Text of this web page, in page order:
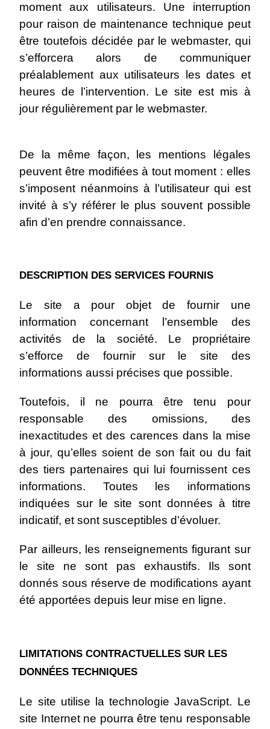
moment aux utilisateurs. Une interruption
pour raison de maintenance technique peut
être toutefois décidée par le webmaster, qui
s’efforcera alors de communiquer
préalablement aux utilisateurs les dates et
heures de l’intervention. Le site est mis à
jour régulièrement par le webmaster.
De la même façon, les mentions légales
peuvent être modifiées à tout moment : elles
s’imposent néanmoins à l’utilisateur qui est
invité à s’y référer le plus souvent possible
afin d’en prendre connaissance.
DESCRIPTION DES SERVICES FOURNIS
Le site a pour objet de fournir une
information concernant l’ensemble des
activités de la société. Le propriétaire
s’efforce de fournir sur le site des
informations aussi précises que possible.
Toutefois, il ne pourra être tenu pour
responsable des omissions, des
inexactitudes et des carences dans la mise
à jour, qu’elles soient de son fait ou du fait
des tiers partenaires qui lui fournissent ces
informations. Toutes les informations
indiquées sur le site sont données à titre
indicatif, et sont susceptibles d’évoluer.
Par ailleurs, les renseignements figurant sur
le site ne sont pas exhaustifs. Ils sont
donnés sous réserve de modifications ayant
été apportées depuis leur mise en ligne.
LIMITATIONS CONTRACTUELLES SUR LES
DONNÉES TECHNIQUES
Le site utilise la technologie JavaScript. Le
site Internet ne pourra être tenu responsable